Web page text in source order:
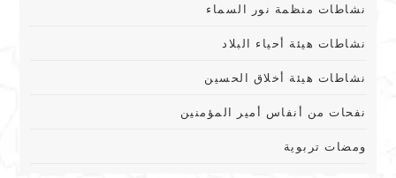
نشاطات منظمة نور السماء
نشاطات هيئة أحياء البلاد
نشاطات هيئة أخلاق الحسين
نفحات من أنفاس أمير المؤمنين
ومضات تربوية